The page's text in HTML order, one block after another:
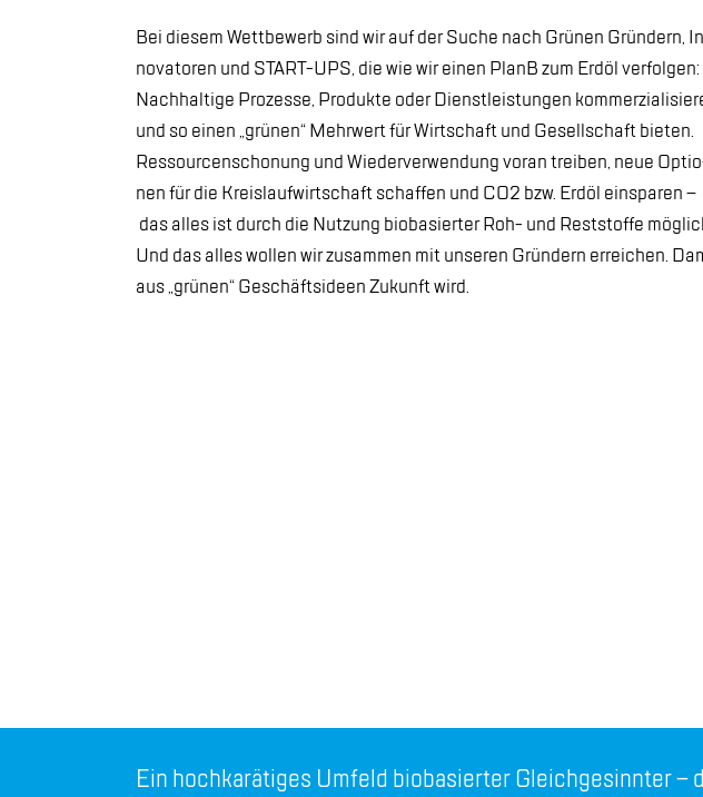
Bei die­sem Wett­be­werb sind wir auf der Su­che nach Grü­nen Grün­dern,
no­va­to­ren und START-UPS, die wie wir ei­nen PlanB zum Erd­öl ver­fol­gen:
Nach­hal­ti­ge Pro­zes­se, Pro­duk­te oder Dienst­leis­tun­gen
und so ei­nen „grü­nen“ Mehr­wert für Wirt­schaft und Ge­sell­schaft bie­ten.
Res­sour­cen­scho­nung und Wie­der­ver­wen­dung vor­an trei­ben, neue
nen für die Kreis­lauf­wirt­schaft schaf­fen und CO2 bzw. Erd­öl ein­spa­ren –
das al­les ist durch die Nut­zung bio­ba­sier­ter Roh- und Rest­stof­fe
Und das al­les wol­len wir zu­sam­men mit un­se­ren Grün­dern er­rei­chen.
aus „grü­nen“ Ge­schäfts­ide­en Zu­kunft wird.
Ein hoch­ka­rä­ti­ges Um­feld bio­ba­sier­ter Gleich­ge­sinn­ter